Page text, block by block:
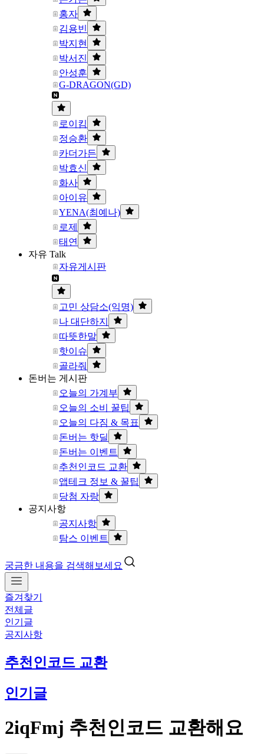
홍자
김용빈
박지현
박서진
안성훈
G-DRAGON(GD)
로이킴
정승환
카더가든
박효신
화사
아이유
YENA(최예나)
로제
태연
자유 Talk
자유게시판
고민 상담소(익명)
나 대단하지
따뜻한말
핫이슈
골라줘
돈버는 게시판
오늘의 가계부
오늘의 소비 꿀팁
오늘의 다짐 & 목표
돈버는 핫딜
돈버는 이벤트
추천인코드 교환
앱테크 정보 & 꿀팁
당첨 자랑
공지사항
공지사항
탐스 이벤트
궁금한 내용을 검색해보세요
즐겨찾기
전체글
인기글
공지사항
추천인코드 교환
인기글
2iqFmj 추천인코드 교환해요